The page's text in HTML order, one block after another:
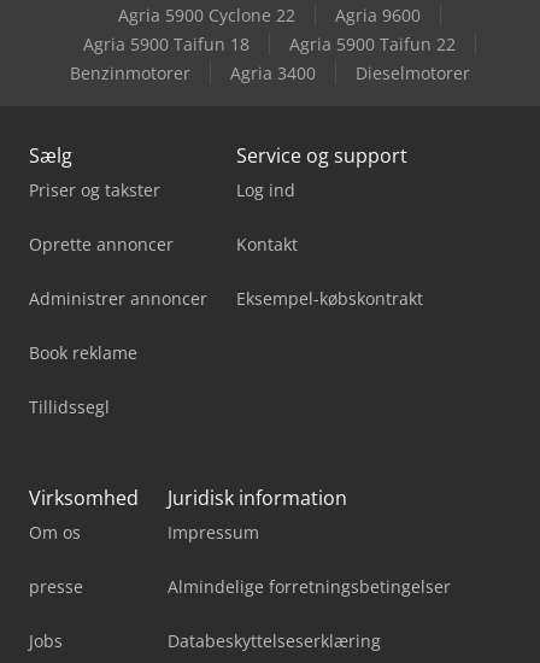
Volvo Fl 6
Vw T 6
Agria 5900 Cyclone 22
Agria 9600
Agria 5900 Taifun 18
Agria 5900 Taifun 22
Benzinmotorer
Agria 3400 Dieselmotorer
Sælg
Priser og takster
Oprette annoncer
Administrer annoncer
Book reklame
Tillidssegl
Service og support
Log ind
Kontakt
Eksempel-købskontrakt
Virksomhed
Om os
presse
Jobs
Juridisk information
Impressum
Almindelige forretningsbetingelser
Databeskyttelseserklæring